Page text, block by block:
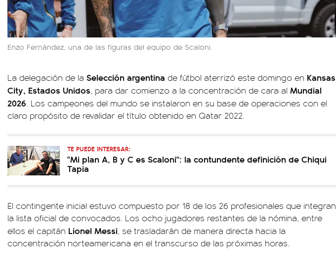
Enzo Fernández, una de las figuras del equipo de Scaloni.
La delegación de la Selección argentina de fútbol aterrizó este domingo en Kansas
City, Estados Unidos, para dar comienzo a la concentración de cara al Mundial
2026. Los campeones del mundo se instalaron en su base de operaciones con el
claro propósito de revalidar el título obtenido en Qatar 2022.
TE PUEDE INTERESAR:
"Mi plan A, B y C es Scaloni": la contundente definición de Chiqui
Tapia
El contingente inicial estuvo compuesto por 18 de los 26 profesionales que integran
la lista oficial de convocados. Los ocho jugadores restantes de la nómina, entre
ellos el capitán Lionel Messi, se trasladarán de manera directa hacia la
concentración norteamericana en el transcurso de las próximas horas.